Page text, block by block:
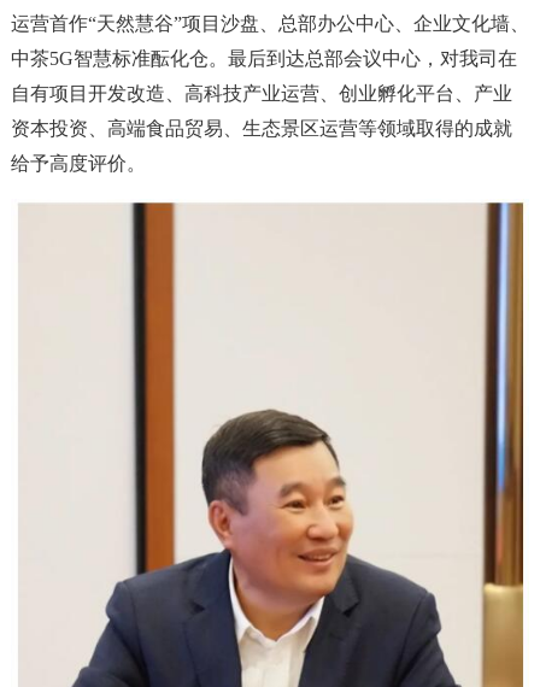
运营首作“天然慧谷”项目沙盘、总部办公中心、企业文化墙、
中茶5G智慧标准酝化仓。最后到达总部会议中心，对我司在
自有项目开发改造、高科技产业运营、创业孵化平台、产业
资本投资、高端食品贸易、生态景区运营等领域取得的成就
给予高度评价。